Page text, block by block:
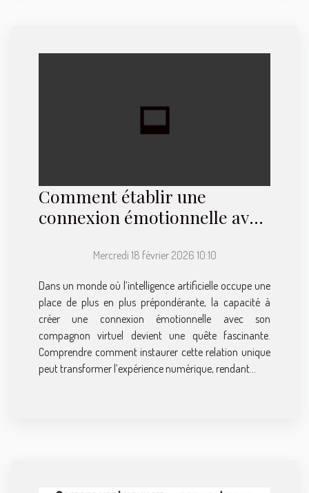
Comment établir une
connexion émotionnelle avec
Mercredi 18 février 2026 10:10
Dans un monde où l’intelligence artificielle occupe une
place de plus en plus prépondérante, la capacité à
créer une connexion émotionnelle avec son
compagnon virtuel devient une quête fascinante.
Comprendre comment instaurer cette relation unique
peut transformer l’expérience numérique, rendant...